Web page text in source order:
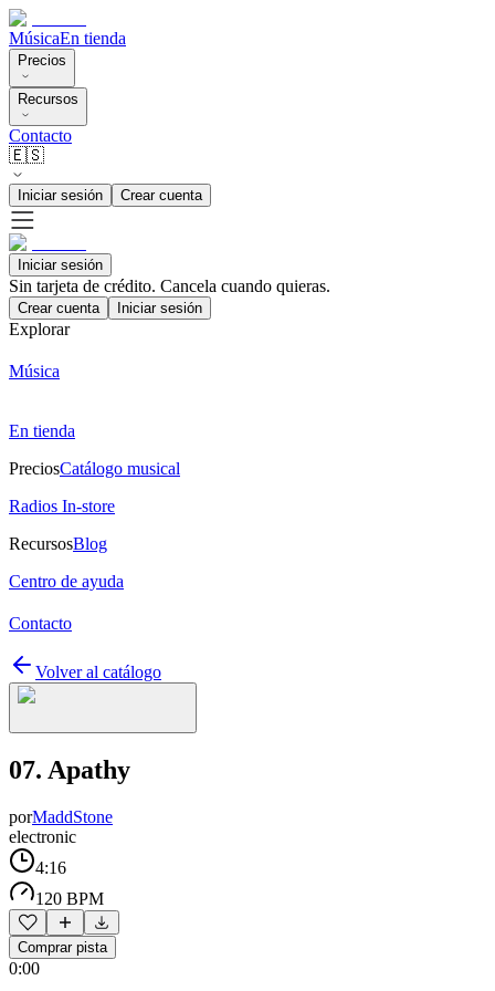
MúsicaEn tienda
Precios
Recursos
Contacto
🇪🇸
Iniciar sesión Crear cuenta
Iniciar sesión
Sin tarjeta de crédito. Cancela cuando quieras.
Crear cuenta Iniciar sesión
Explorar
Música
En tienda
PreciosCatálogo musical
Radios In-store
RecursosBlog
Centro de ayuda
Contacto
Volver al catálogo
07. Apathy
porMaddStone
electronic
4:16
120 BPM
Comprar pista
0:00